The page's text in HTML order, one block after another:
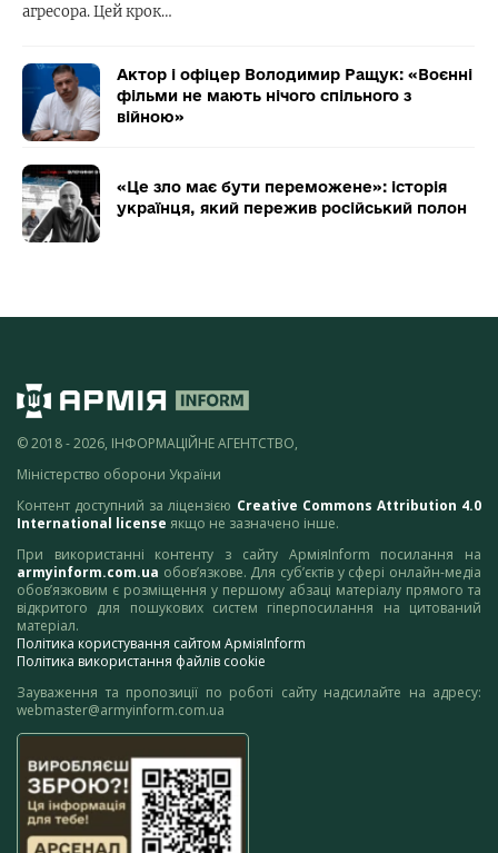
агресора. Цей крок…
Актор і офіцер Володимир Ращук: «Воєнні
фільми не мають нічого спільного з
війною»
«Це зло має бути переможене»: історія
українця, який пережив російський полон
© 2018 - 2026, ІНФОРМАЦІЙНЕ АГЕНТСТВО,
Міністерство оборони України
Контент доступний за ліцензією Creative Commons Attribution 4.0
International license якщо не зазначено інше.
При використанні контенту з сайту АрміяInform посилання на
armyinform.com.ua обов’язкове. Для суб’єктів у сфері онлайн-медіа
обов’язковим є розміщення у першому абзаці матеріалу прямого та
відкритого для пошукових систем гіперпосилання на цитований
матеріал.
Політика користування сайтом АрміяInform
Політика використання файлів cookie
Зауваження та пропозиції по роботі сайту надсилайте на адресу:
webmaster@armyinform.com.ua